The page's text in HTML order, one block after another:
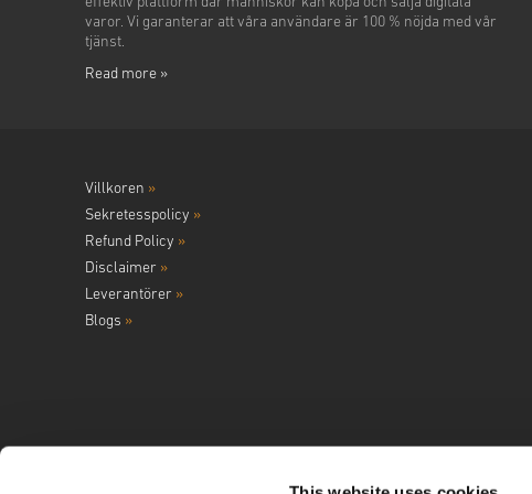
varor. Vi garanterar att våra användare är 100 % nöjda med vår
tjänst.
Read more »
Villkoren »
Sekretesspolicy »
Refund Policy »
Disclaimer »
Leverantörer »
Blogs »